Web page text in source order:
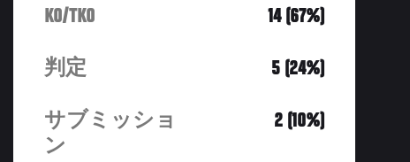
KO/TKO 14 (67%)
判定 5 (24%)
サブミッショ
ン
2 (10%)